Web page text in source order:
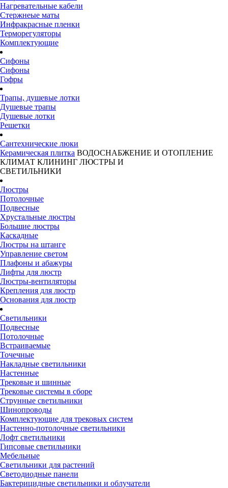
Нагревательные кабели
Стержнеые маты
Инфракрасные пленки
Терморегуляторы
Комплектующие
Сифоны
Сифоны
Гофры
Трапы, душевые лотки
Душевые трапы
Душевые лотки
Решетки
Сантехнические люки
Керамическая плитка ВОДОСНАБЖЕНИЕ И ОТОПЛЕНИЕ
КЛИМАТ КЛИНИНГ ЛЮСТРЫ И
СВЕТИЛЬНИКИ
Люстры
Потолочные
Подвесные
Хрустальные люстры
Большие люстры
Каскадные
Люстры на штанге
Управление светом
Плафоны и абажуры
Лифты для люстр
Люстры-вентиляторы
Крепления для люстр
Основания для люстр
Светильники
Подвесные
Потолочные
Встраиваемые
Точечные
Накладные светильники
Настенные
Трековые и шинные
Трековые системы в сборе
Струнные светильники
Шинопроводы
Комплектующие для трековых систем
Настенно-потолочные светильники
Лофт светильники
Гипсовые светильники
Мебельные
Светильники для растений
Светодиодные панели
Бактерицидные светильники и облучатели